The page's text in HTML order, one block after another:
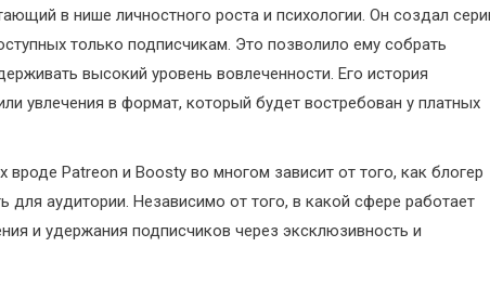
в нише личностного роста и психологии. Он создал
только подписчикам. Это позволило ему собрать
высокий уровень вовлеченности. Его история
увлечения в формат, который будет востребован у платных
Patreon и Boosty во многом зависит от того, как блогер
аудитории. Независимо от того, в какой сфере работает
и удержания подписчиков через эксклюзивность и